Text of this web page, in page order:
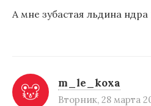
А мне зубастая льдина ндра
m_le_koxa
Вторник, 28 марта